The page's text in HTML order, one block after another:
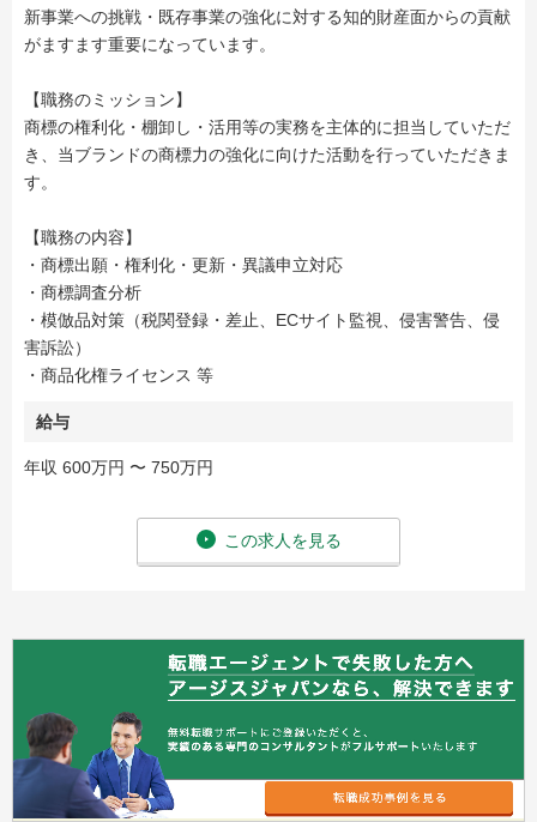
新事業への挑戦・既存事業の強化に対する知的財産面からの貢献
がますます重要になっています。
【職務のミッション】
商標の権利化・棚卸し・活用等の実務を主体的に担当していただ
き、当ブランドの商標力の強化に向けた活動を行っていただきま
す。
【職務の内容】
・商標出願・権利化・更新・異議申立対応
・商標調査分析
・模倣品対策（税関登録・差止、ECサイト監視、侵害警告、侵
害訴訟）
・商品化権ライセンス 等
給与
年収 600万円 〜 750万円
この求人を見る